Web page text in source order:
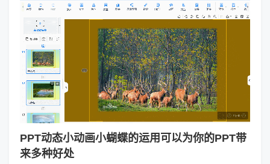
PPT动态小动画小蝴蝶的运用可以为你的PPT带
来多种好处